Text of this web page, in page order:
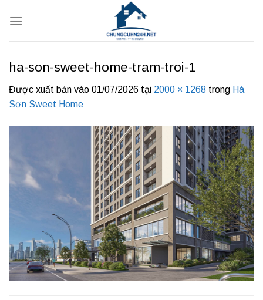
qua
ha-son-sweet-home-tram-troi-1
Được xuất bản vào 01/07/2026 tại 2000 × 1268 trong Hà
Sơn Sweet Home